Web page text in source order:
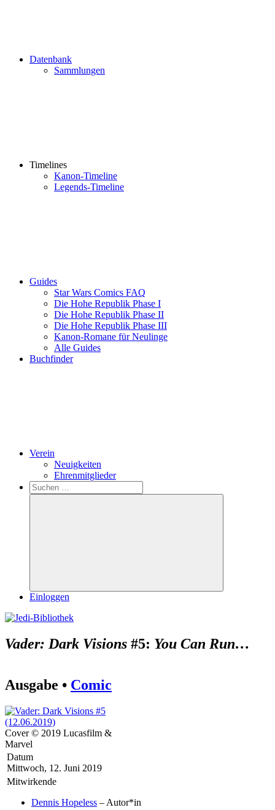
Datenbank
Sammlungen
Timelines
Kanon-Timeline
Legends-Timeline
Guides
Star Wars Comics FAQ
Die Hohe Republik Phase I
Die Hohe Republik Phase II
Die Hohe Republik Phase III
Kanon-Romane für Neulinge
Alle Guides
Buchfinder
Verein
Neuigkeiten
Ehrenmitglieder
Search
Suchen
nach:
Suchen
Einloggen
Vader: Dark Visions #5: You Can Run…
Ausgabe • Comic
Cover © 2019 Lucasfilm &
Marvel
Datum
Mittwoch, 12. Juni 2019
Mitwirkende
Dennis Hopeless – Autor*in